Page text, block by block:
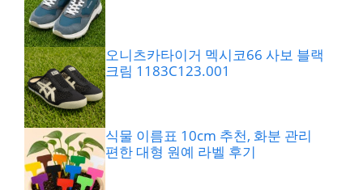
오니츠카타이거 멕시코66 사보 블랙
크림 1183C123.001
식물 이름표 10cm 추천, 화분 관리
편한 대형 원예 라벨 후기